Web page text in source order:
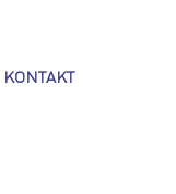
KONTAKT